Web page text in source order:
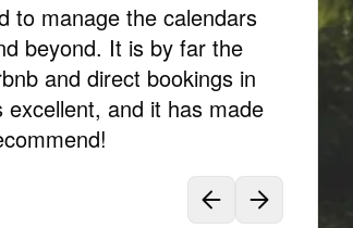
to manage the calendars
beyond. It is by far the
and direct bookings in
and it has made